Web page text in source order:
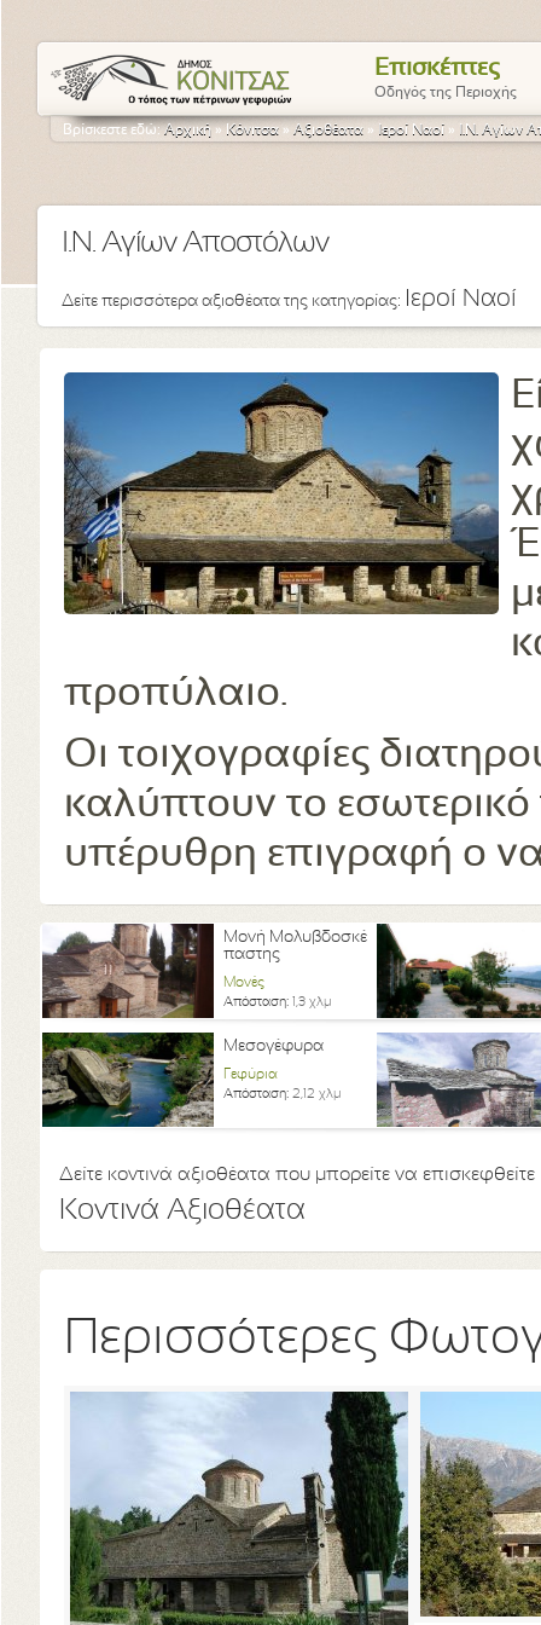
Επισκέπτες
Οδηγός της Περιοχής
Βρίσκεστε εδώ:Αρχική » Κόνιτσα » Αξιοθέατα » Ιεροί Ναοί » Ι.Ν. Αγίων
Ι.Ν. Αγίων Αποστόλων
Δείτε περισσότερα αξιοθέατα της κατηγορίας: Ιεροί Ναοί
προπύλαιο.
Οι τοιχογραφίες
καλύπτουν το
υπέρυθρη επιγραφή ο
Μονή Μολυβδοσκέ
παστης
Μονές
Απόσταση: 1,3 χλμ
Μεσογέφυρα
Γεφύρια
Απόσταση: 2,12 χλμ
Δείτε κοντινά αξιοθέατα που μπορείτε να επισκεφθείτε
Κοντινά Αξιοθέατα
Περισσότερες